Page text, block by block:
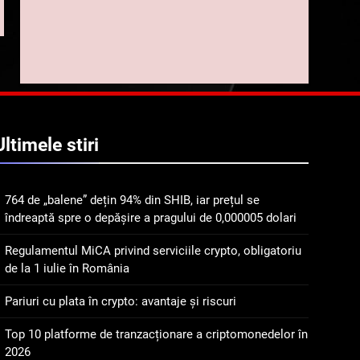
jumătate din aceștia într-
asupra banilor în era
7
WhiteBIT și FC Barcelona
semnează un acord pe
cinci ani pentru a stimula
inovarea în domeniul
finanțelor digitale
Lavazza utilizează
tehnologia blockchain
stiri
764 de „balene” dețin 94% din SHIB, iar prețul se
îndreaptă spre o depășire a pragului de 0,000005 dolari
Regulamentul MiCA privind serviciile crypto, obligatoriu
de la 1 iulie în România
Pariuri cu plata în crypto: avantaje și riscuri
Top 10 platforme de tranzacționare a criptomonedelor în
2026